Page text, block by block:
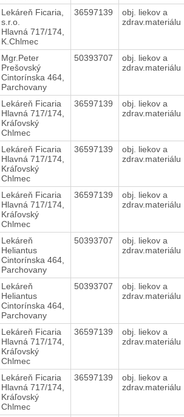
Lekáreň Ficaria,
s.r.o.
Hlavná 717/174,
K.Chlmec
36597139
obj. liekov a
zdrav.materiálu
Mgr.Peter
Prešovský
Cintorínska 464,
Parchovany
50393707
obj. liekov a
zdrav.materiálu
Lekáreň Ficaria
Hlavná 717/174,
Kráľovský
Chlmec
36597139
obj. liekov a
zdrav.materiálu
Lekáreň Ficaria
Hlavná 717/174,
Kráľovský
Chlmec
36597139
obj. liekov a
zdrav.materiálu
Lekáreň Ficaria
Hlavná 717/174,
Kráľovský
Chlmec
36597139
obj. liekov a
zdrav.materiálu
Lekáreň
Heliantus
Cintorínska 464,
Parchovany
50393707
obj. liekov a
zdrav.materiálu
Lekáreň
Heliantus
Cintorínska 464,
Parchovany
50393707
obj. liekov a
zdrav.materiálu
Lekáreň Ficaria
Hlavná 717/174,
Kráľovský
Chlmec
36597139
obj. liekov a
zdrav.materiálu
Lekáreň Ficaria
Hlavná 717/174,
Kráľovský
Chlmec
36597139
obj. liekov a
zdrav.materiálu